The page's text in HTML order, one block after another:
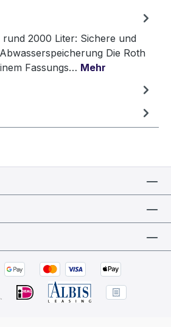
rund 2000 Liter: Sichere und
Die Roth
Fassungs… Mehr